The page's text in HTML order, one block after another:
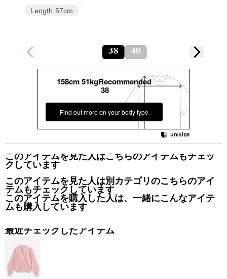
Length 57cm
38 40
158cm 51kgRecommended
38
Find out more on your body type
このアイテムを見た人はこちらのアイテムもチェッ
クしています
このアイテムを見た人は別カテゴリのこちらのアイ
テムもチェックしています
このアイテムを購入した人は、一緒にこんなアイテ
ムも購入しています
最近チェックしたアイテム